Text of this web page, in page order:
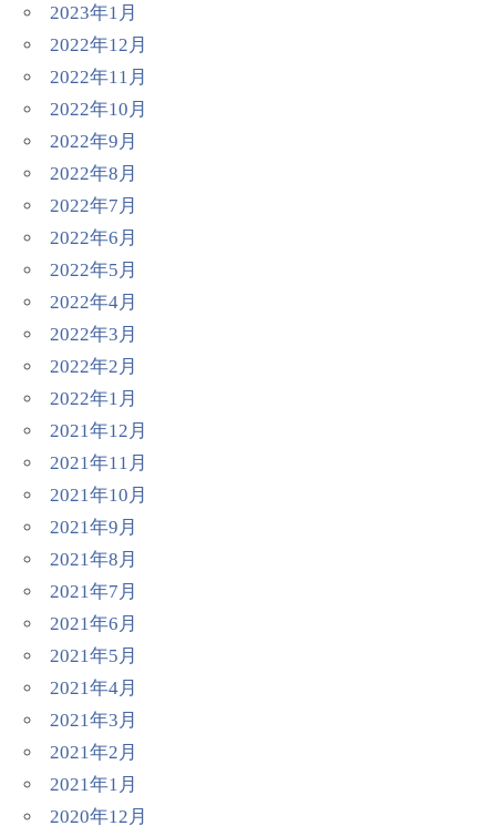
2023年1月
2022年12月
2022年11月
2022年10月
2022年9月
2022年8月
2022年7月
2022年6月
2022年5月
2022年4月
2022年3月
2022年2月
2022年1月
2021年12月
2021年11月
2021年10月
2021年9月
2021年8月
2021年7月
2021年6月
2021年5月
2021年4月
2021年3月
2021年2月
2021年1月
2020年12月